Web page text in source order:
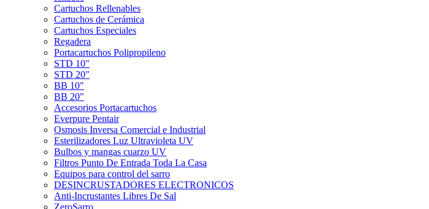
Cartuchos Rellenables
Cartuchos de Cerámica
Cartuchos Especiales
Regadera
Portacartuchos Polipropileno
STD 10"
STD 20"
BB 10"
BB 20"
Accesorios Portacartuchos
Everpure Pentair
Osmosis Inversa Comercial e Industrial
Esterilizadores Luz Ultravioleta UV
Bulbos y mangas cuarzo UV
Filtros Punto De Entrada Toda La Casa
Equipos para control del sarro
DESINCRUSTADORES ELECTRONICOS
Anti-Incrustantes Libres De Sal
ZeroSarro